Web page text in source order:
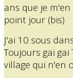
ans que je
point jour (bis)
J'ai 10 sous
Toujours gai
village qui n'en